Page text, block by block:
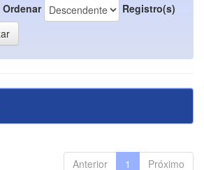
Ordenar
Registro(s)
Anterior 1 Próximo